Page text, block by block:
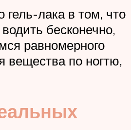
лака в том, что
бесконечно,
равномерного
вещества по ногтю,